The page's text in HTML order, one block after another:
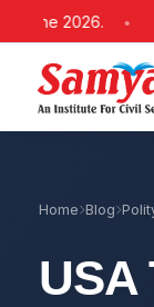
PSI
Home Blog